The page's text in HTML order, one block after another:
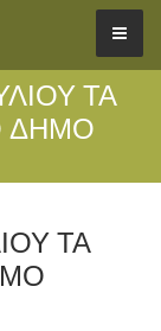
ΤΑ
ΔΗΜΟ
ΤΑ